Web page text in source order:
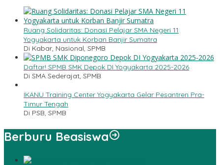
Ruang Solidaritas: Donasi Pelajar SMA Negeri 11
Yogyakarta untuk Korban Banjir Sumatra
Di Kabar, Nasional, SPMB
Daftar! SPMB SMK Depok DI Yogyakarta 2025-2026
Di SMA Sederajat, SPMB
IKANU Training Center Yogyakarta Gelar Pesantren Pra-
Timur Tengah
Di PSB, SPMB
Berburu Beasiswa